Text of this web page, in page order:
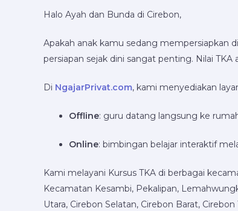
Halo Ayah dan Bunda di Cirebon,
Apakah anak kamu sedang mempersiapkan
persiapan sejak dini sangat penting. Nilai
Di NgajarPrivat.com, kami menyediakan
Offline: guru datang langsung ke
Online: bimbingan belajar interaktif
Kami melayani Kursus TKA di berbagai
Kecamatan Kesambi, Pekalipan,
Utara, Cirebon Selatan, Cirebon Barat,